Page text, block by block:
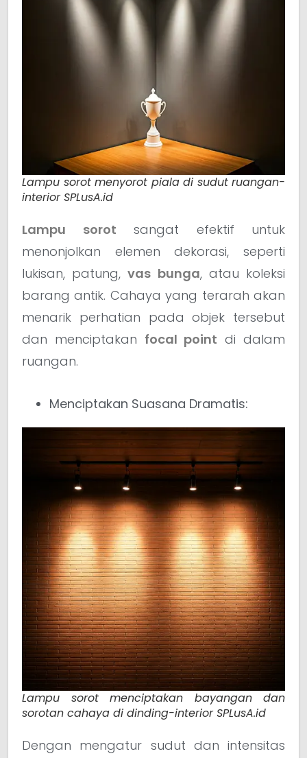
Lampu sorot menyorot piala di sudut ruangan-
interior SPLusA.id
Lampu sorot sangat efektif untuk
menonjolkan elemen dekorasi, seperti
lukisan, patung,vas bunga, atau koleksi
barang antik. Cahaya yang terarah akan
menarik perhatian pada objek tersebut
dan menciptakan focal point di dalam
ruangan.
Menciptakan Suasana Dramatis:
Lampu sorot menciptakan bayangan dan
sorotan cahaya di dinding-interior SPLusA.id
Dengan mengatur sudut dan intensitas